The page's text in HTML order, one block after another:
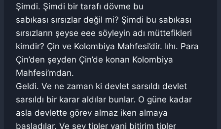
Şimdi. Şimdi bir tarafı dövme bu
sabıkası sırsızlar değil mi? Şimdi bu sabıkası
sırsızların şeyse eee söyleyin adı müttefikleri
kimdir? Çin ve Kolombiya Mahfesi’dir. Iıhı. Para
Çin’den şeyden Çin’de konan Kolombiya
Mahfesi’mdan.
Geldi. Ve ne zaman ki devlet sarsıldı devlet
sarsıldı bir karar aldılar bunlar. O güne kadar
asla devlette görev almaz iken almaya
başladılar. Ve şey tipler yani bitirim tipler